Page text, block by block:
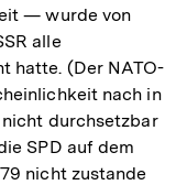
— wurde von
alle
hatte. (Der NATO-
nach in
durchsetzbar
SPD auf dem
nicht zustande